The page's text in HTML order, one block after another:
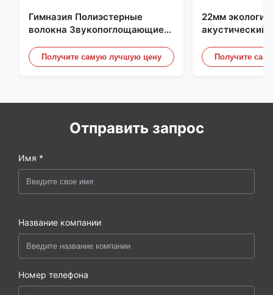
Гимназия Полиэстерные
волокна Звукопоглощающие
индивидуальным дизайном
Получите самую лучшую цену
22мм
акустический
офиса, дома и
Получите
Отправить запрос
Имя *
Название компании
Номер телефона